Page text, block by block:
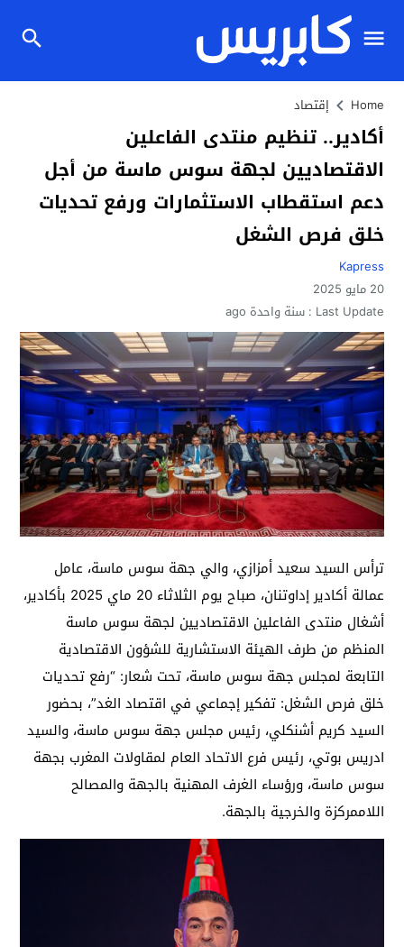
Home إقتصاد
أكادير.. تنظيم منتدى الفاعلين
الاقتصاديين لجهة سوس ماسة من أجل
دعم استقطاب الاستثمارات ورفع تحديات
خلق فرص الشغل
Kapress
20 مايو 2025
Last Update : سنة واحدة ago
ترأس السيد سعيد أمزازي، والي جهة سوس ماسة، عامل
عمالة أكادير إداوتنان، صباح يوم الثلاثاء 20 ماي 2025 بأكادير،
أشغال منتدى الفاعلين الاقتصاديين لجهة سوس ماسة
المنظم من طرف الهيئة الاستشارية للشؤون الاقتصادية
التابعة لمجلس جهة سوس ماسة، تحت شعار: “رفع تحديات
خلق فرص الشغل: تفكير إجماعي في اقتصاد الغد”، بحضور
السيد كريم أشنكلي، رئيس مجلس جهة سوس ماسة، والسيد
ادريس بوتي، رئيس فرع الاتحاد العام لمقاولات المغرب بجهة
سوس ماسة، ورؤساء الغرف المهنية بالجهة والمصالح
اللاممركزة والخرجية بالجهة.